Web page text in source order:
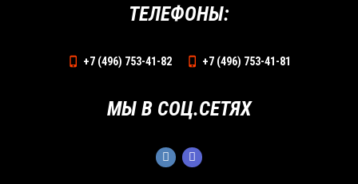
ТЕЛЕФОНЫ:
+7 (496) 753-41-82 +7 (496) 753-41-81
МЫ В СОЦ.СЕТЯХ